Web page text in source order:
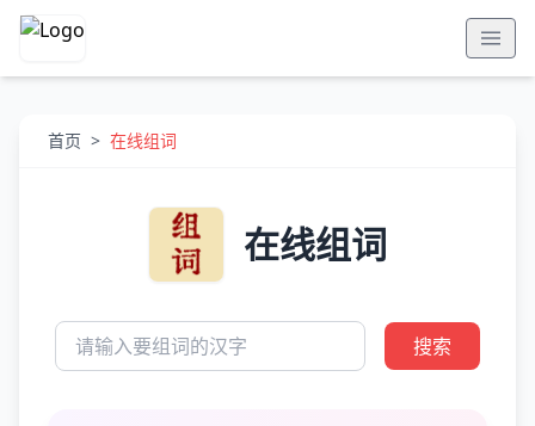
首页 > 在线组词
在线组词
搜索